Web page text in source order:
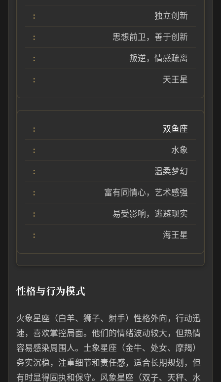
独立创新
思想前卫，善于创新
叛逆，情感疏离
天王星
双鱼座
水象
温柔梦幻
富有同情心，艺术感强
易受影响，逃避现实
海王星
性格与行为模式
火象星座（白羊、狮子、射手）性格外向，行动迅
速，喜欢掌控局面。他们的情绪波动较大，但热情
容易感染周围人。土象星座（金牛、处女、摩羯）
务实沉稳，注重细节和责任感，适合长期规划，但
有时显得固执和保守。风象星座（双子、天秤、水